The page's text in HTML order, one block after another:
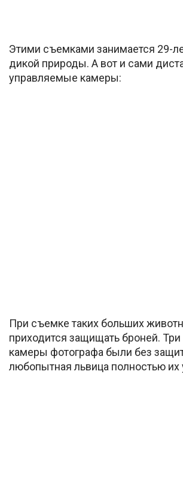
Этими съемками занимается 29-
дикой природы. А вот и сами
управляемые камеры:
При съемке таких больших
приходится защищать броней. Три
камеры фотографа были без
любопытная львица полностью их